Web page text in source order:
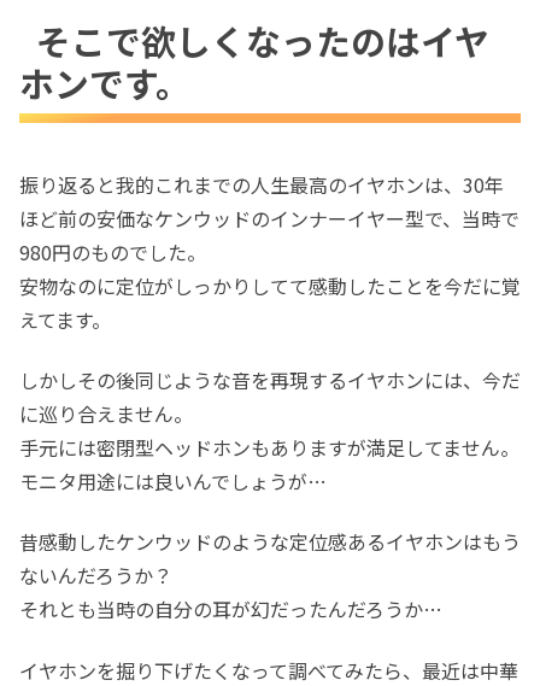
KZ EDX lite
ZSN ProX
そこで欲しくなったのはイヤ
ホンです。
振り返ると我的これまでの人生最高のイヤホンは、30年
ほど前の安価なケンウッドのインナーイヤー型で、当時で
980円のものでした。
安物なのに定位がしっかりしてて感動したことを今だに覚
えてます。
しかしその後同じような音を再現するイヤホンには、今だ
に巡り合えません。
手元には密閉型ヘッドホンもありますが満足してません。
モニタ用途には良いんでしょうが…
昔感動したケンウッドのような定位感あるイヤホンはもう
ないんだろうか？
それとも当時の自分の耳が幻だったんだろうか…
イヤホンを掘り下げたくなって調べてみたら、最近は中華